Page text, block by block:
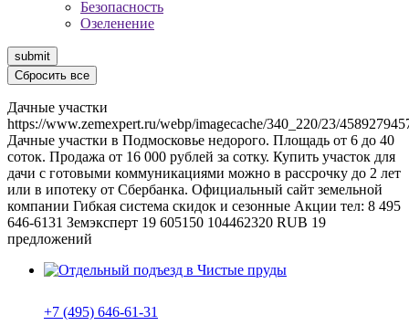
Безопасность
Озеленение
submit
Сбросить все
Дачные участки
https://www.zemexpert.ru/webp/imagecache/340_220/23/
Дачные участки в Подмосковье недорого. Площадь от 6 до 40
соток. Продажа от 16 000 рублей за сотку. Купить участок для
дачи с готовыми коммуникациями можно в рассрочку до 2 лет
или в ипотеку от Сбербанка. Официальный сайт земельной
компании Гибкая система скидок и сезонные Акции тел: 8 495
646-6131 Земэксперт 19 605150 104462320 RUB 19
предложений
+7 (495) 646-61-31